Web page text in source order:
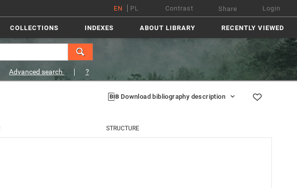
EN PL Contrast Share Login
COLLECTIONS INDEXES ABOUT LIBRARY RECENTLY VIEWED
Advanced search ?
Download bibliography description
STRUCTURE